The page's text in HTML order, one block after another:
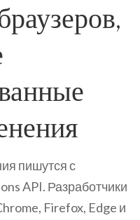
пишутся с
API. Разработчики
Firefox, Edge и